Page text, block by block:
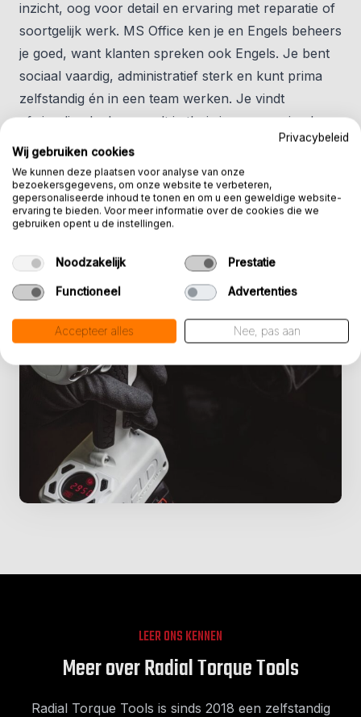
inzicht, oog voor detail en ervaring met reparatie of
soortgelijk werk. MS Office ken je en Engels beheers
je goed, want klanten spreken ook Engels. Je bent
sociaal vaardig, administratief sterk en kunt prima
zelfstandig én in een team werken. Je vindt
afwisseling leuk en voelt je thuis in een groeiend
team met een prettige werkhouding.
LEER ONS KENNEN
Meer over Radial Torque Tools
Radial Torque Tools is sinds 2018 een zelfstandig
Privacybeleid
Wij gebruiken cookies
We kunnen deze plaatsen voor analyse van onze
bezoekersgegevens, om onze website te verbeteren,
gepersonaliseerde inhoud te tonen en om u een geweldige website-
ervaring te bieden. Voor meer informatie over de cookies die we
gebruiken opent u de instellingen.
Noodzakelijk Prestatie
Functioneel Advertenties
Accepteer alles Nee, pas aan